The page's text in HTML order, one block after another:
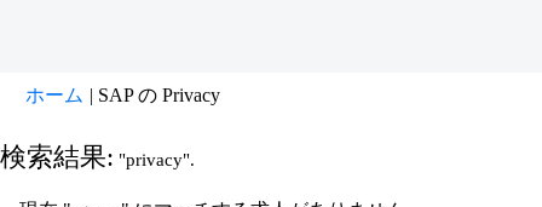
ホーム | SAP の Privacy(現
ー
検索結果: "privacy".